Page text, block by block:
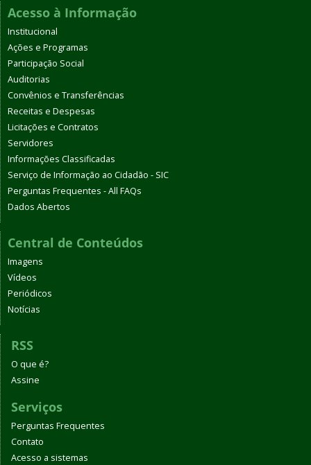
Acesso à Informação
Institucional
Ações e Programas
Participação Social
Auditorias
Convênios e Transferências
Receitas e Despesas
Licitações e Contratos
Servidores
Informações Classificadas
Serviço de Informação ao Cidadão - SIC
Perguntas Frequentes - All FAQs
Dados Abertos
Central de Conteúdos
Imagens
Vídeos
Periódicos
Notícias
RSS
O que é?
Assine
Serviços
Perguntas Frequentes
Contato
Acesso a sistemas